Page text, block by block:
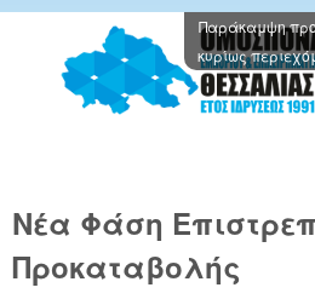
Παράκαμψη
κυρίως
Νέα Φάση
Προκαταβολής